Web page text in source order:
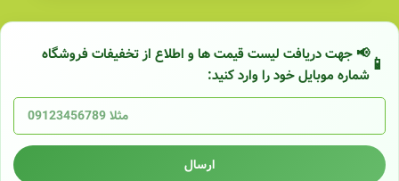
📢 جهت دریافت لیست قیمت ها و اطلاع از تخفیفات فروشگاه
شماره موبایل خود را وارد کنید:
ارسال